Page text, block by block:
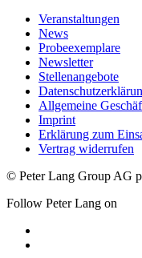
Veranstaltungen
News
Probeexemplare
Newsletter
Stellenangebote
Allgemeine
Imprint
Erklärung zum
Vertrag widerrufen
© Peter Lang Group AG
Follow Peter Lang on